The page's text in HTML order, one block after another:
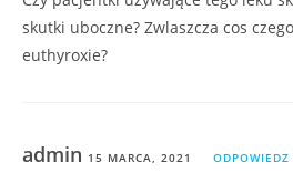
skutki uboczne? Zwlaszcza cos
euthyroxie?
admin 15 MARCA, 2021 ODPOWIEDZ